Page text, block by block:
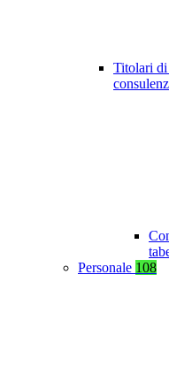
Titolari
Personale 108